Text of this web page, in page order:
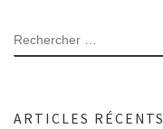
SEARCH
ARTICLES RÉCENTS